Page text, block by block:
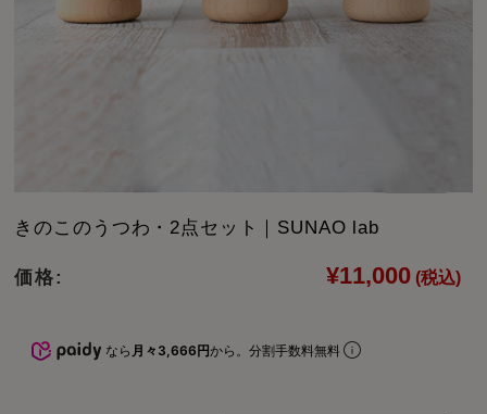
きのこのうつわ・2点セット｜SUNAO lab
価格: ¥11,000 (税込)
なら 月々3,666円から。分割手数料無料